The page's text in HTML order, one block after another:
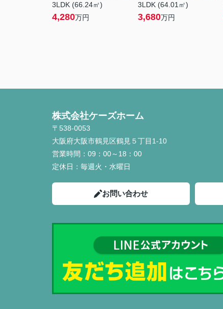
3LDK (66.24㎡)
4,280万円
3LDK (64.01㎡)
3,680万円
株式会社ケーズホーム
〒538-0053
大阪府大阪市鶴見区鶴見５丁目1-10
営業時間： 09：00～18：00
定休日： 毎週火・水曜日
お問い合わせ